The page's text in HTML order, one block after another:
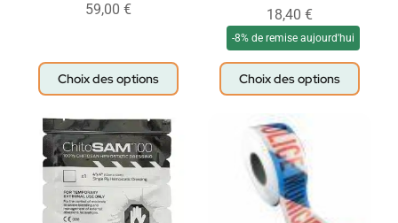
59,00 €
Choix des options
18,40 €
-8% de remise aujourd'hui
Choix des options